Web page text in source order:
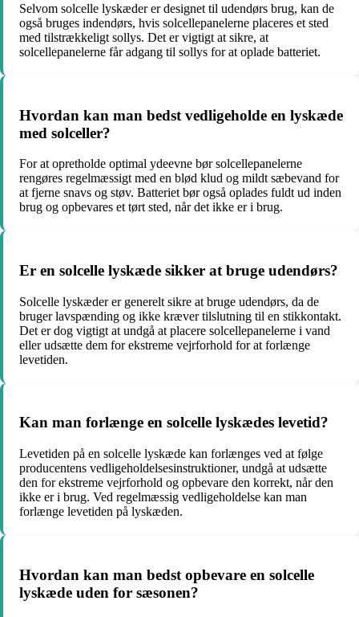
Selvom solcelle lyskæder er designet til udendørs brug, kan de
også bruges indendørs, hvis solcellepanelerne placeres et sted
med tilstrækkeligt sollys. Det er vigtigt at sikre, at
solcellepanelerne får adgang til sollys for at oplade batteriet.
Hvordan kan man bedst vedligeholde en lyskæde
med solceller?
For at opretholde optimal ydeevne bør solcellepanelerne
rengøres regelmæssigt med en blød klud og mildt sæbevand for
at fjerne snavs og støv. Batteriet bør også oplades fuldt ud inden
brug og opbevares et tørt sted, når det ikke er i brug.
Er en solcelle lyskæde sikker at bruge udendørs?
Solcelle lyskæder er generelt sikre at bruge udendørs, da de
bruger lavspænding og ikke kræver tilslutning til en stikkontakt.
Det er dog vigtigt at undgå at placere solcellepanelerne i vand
eller udsætte dem for ekstreme vejrforhold for at forlænge
levetiden.
Kan man forlænge en solcelle lyskædes levetid?
Levetiden på en solcelle lyskæde kan forlænges ved at følge
producentens vedligeholdelsesinstruktioner, undgå at udsætte
den for ekstreme vejrforhold og opbevare den korrekt, når den
ikke er i brug. Ved regelmæssig vedligeholdelse kan man
forlænge levetiden på lyskæden.
Hvordan kan man bedst opbevare en solcelle
lyskæde uden for sæsonen?